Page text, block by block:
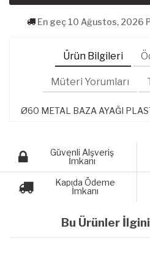
En geç 10 Ağustos, 2026
Ürün Bilgileri
Müteri Yorumları
Ø60 METAL BAZA AYAĞI
Güvenli Alşveriş
İmkanı
Kapıda Ödeme
İmkanı
Bu Ürünler